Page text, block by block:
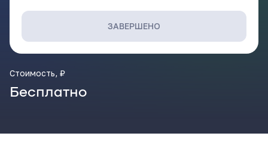
ЗАВЕРШЕНО
Стоимость, ₽
Бесплатно